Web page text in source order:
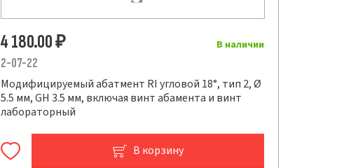
В наличии
4 180.00₽
2-07-22
Модифицируемый абатмент RI угловой 18°, тип 2, Ø
5.5 мм, GH 3.5 мм, включая винт абамента и винт
лабораторный
В корзину